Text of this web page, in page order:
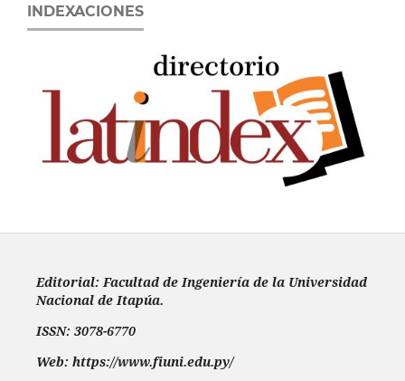
INDEXACIONES
Editorial: Facultad de Ingeniería de la Universidad
Nacional de Itapúa.
ISSN: 3078-6770
Web: https://www.fiuni.edu.py/